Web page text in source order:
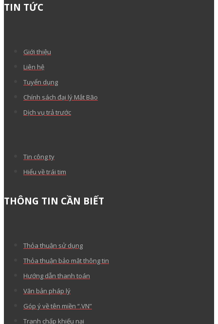
TIN TỨC
Giới thiệu
Liên hệ
Tuyển dụng
Chính sách đại lý Mắt Bão
Dịch vụ trả trước
Tin công ty
Hiểu về trái tim
THÔNG TIN CẦN BIẾT
Thỏa thuận sử dụng
Thỏa thuận bảo mật thông tin
Hướng dẫn thanh toán
Văn bản pháp lý
Góp ý về tên miền “.VN”
Tranh chấp khiếu nại